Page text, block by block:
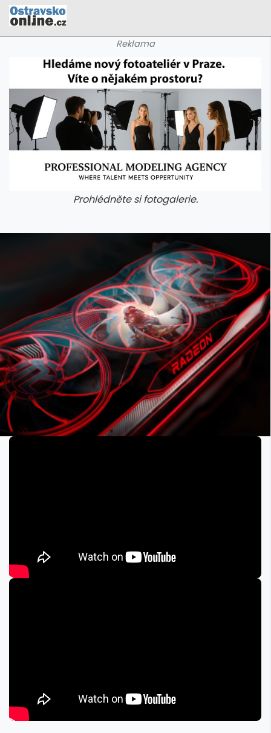
Reklama
Prohlédněte si fotogalerie.